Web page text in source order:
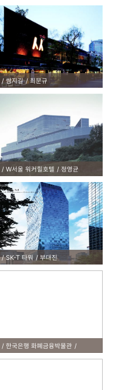
쌈지길 최문규
W서울 워커힐호텔 정영균
SK-T 타워 부대진
한국은행 화폐금융박물관